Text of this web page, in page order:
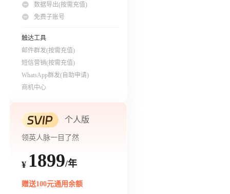
数据导出(按需充值)
免费子账号
触达工具
邮件群发(按需充值)
短信营销(按需充值)
WhatsApp群发(自助申请)
商机中心
个人版
领英人脉一目了然
¥ 1899/年
赠送100元通用余额